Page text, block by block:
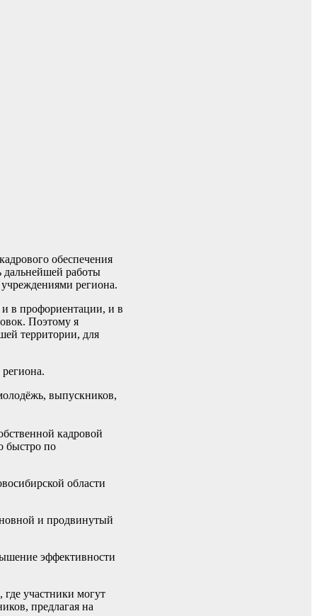
обеспечения
дальнейшей работы
региона.
и в профориентации, и в
Поэтому я
территории, для
выпускников,
кадровой
быстро по
области
и продвинутый
эффективности
участники могут
предлагая на